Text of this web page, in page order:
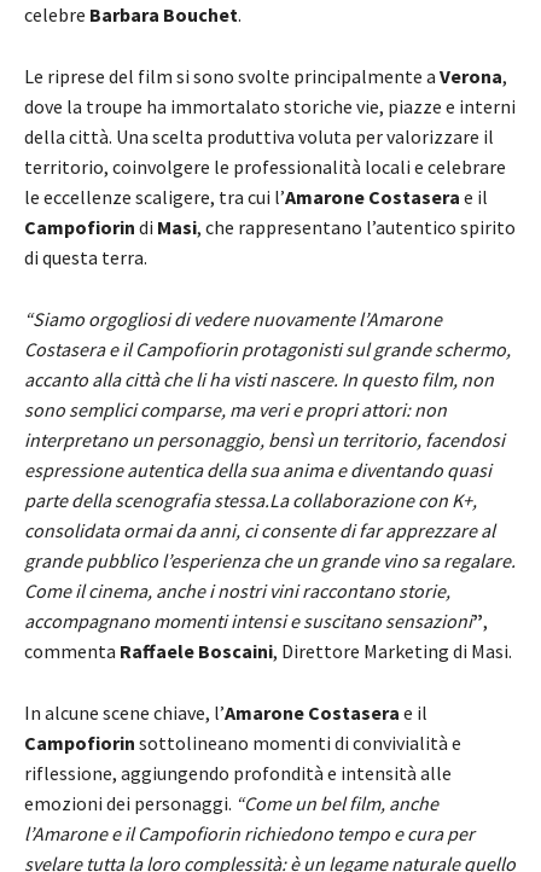
celebre Barbara Bouchet.
Le riprese del film si sono svolte principalmente a Verona,
dove la troupe ha immortalato storiche vie, piazze e interni
della città. Una scelta produttiva voluta per valorizzare il
territorio, coinvolgere le professionalità locali e celebrare
le eccellenze scaligere, tra cui l’Amarone Costasera e il
Campofiorin di Masi, che rappresentano l’autentico spirito
di questa terra.
“Siamo orgogliosi di vedere nuovamente l’Amarone
Costasera e il Campofiorin protagonisti sul grande schermo,
accanto alla città che li ha visti nascere. In questo film, non
sono semplici comparse, ma veri e propri attori: non
interpretano un personaggio, bensì un territorio, facendosi
espressione autentica della sua anima e diventando quasi
parte della scenografia stessa.La collaborazione con K+,
consolidata ormai da anni, ci consente di far apprezzare al
grande pubblico l’esperienza che un grande vino sa regalare.
Come il cinema, anche i nostri vini raccontano storie,
accompagnano momenti intensi e suscitano sensazioni”,
commenta Raffaele Boscaini, Direttore Marketing di Masi.
In alcune scene chiave, l’Amarone Costasera e il
Campofiorin sottolineano momenti di convivialità e
riflessione, aggiungendo profondità e intensità alle
emozioni dei personaggi. “Come un bel film, anche
l’Amarone e il Campofiorin richiedono tempo e cura per
svelare tutta la loro complessità: è un legame naturale quello